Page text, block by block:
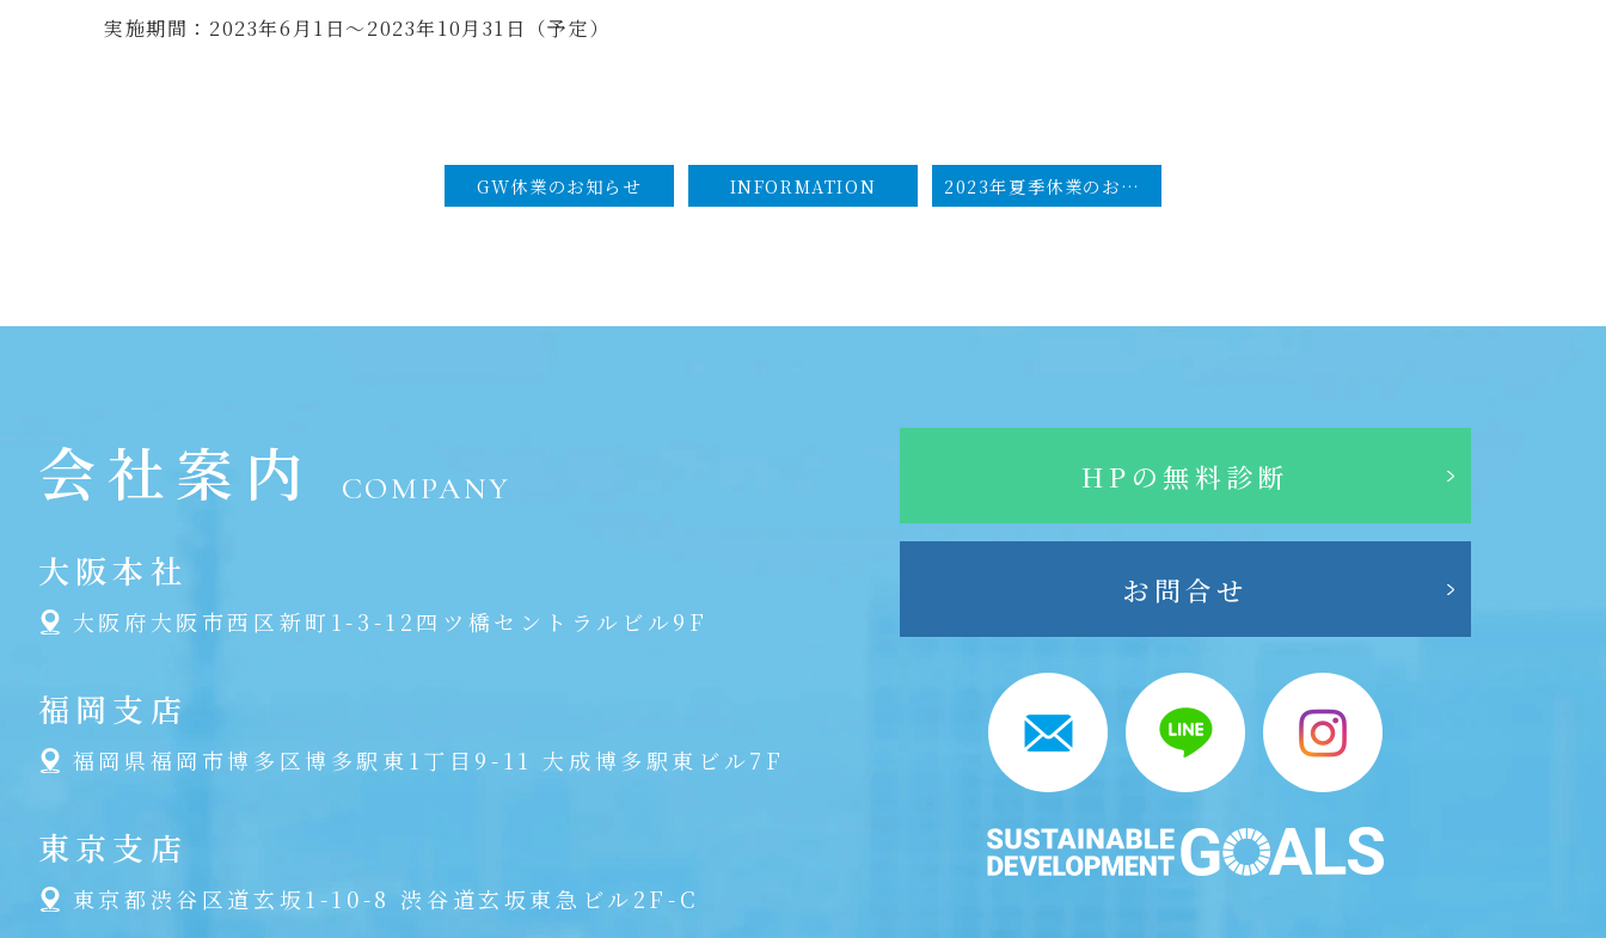
実施期間：2023年6月1日〜2023年10月31日（予定）
GW休業のお知らせ INFORMATION 2023年夏季休業のお知らせ
会社案内 COMPANY
大阪本社
大阪府大阪市西区新町1-3-12四ツ橋セントラルビル9F
福岡支店
福岡県福岡市博多区博多駅東1丁目9-11 大成博多駅東ビル7F
東京支店
東京都渋谷区道玄坂1-10-8 渋谷道玄坂東急ビル2F-C
HPの無料診断
お問合せ